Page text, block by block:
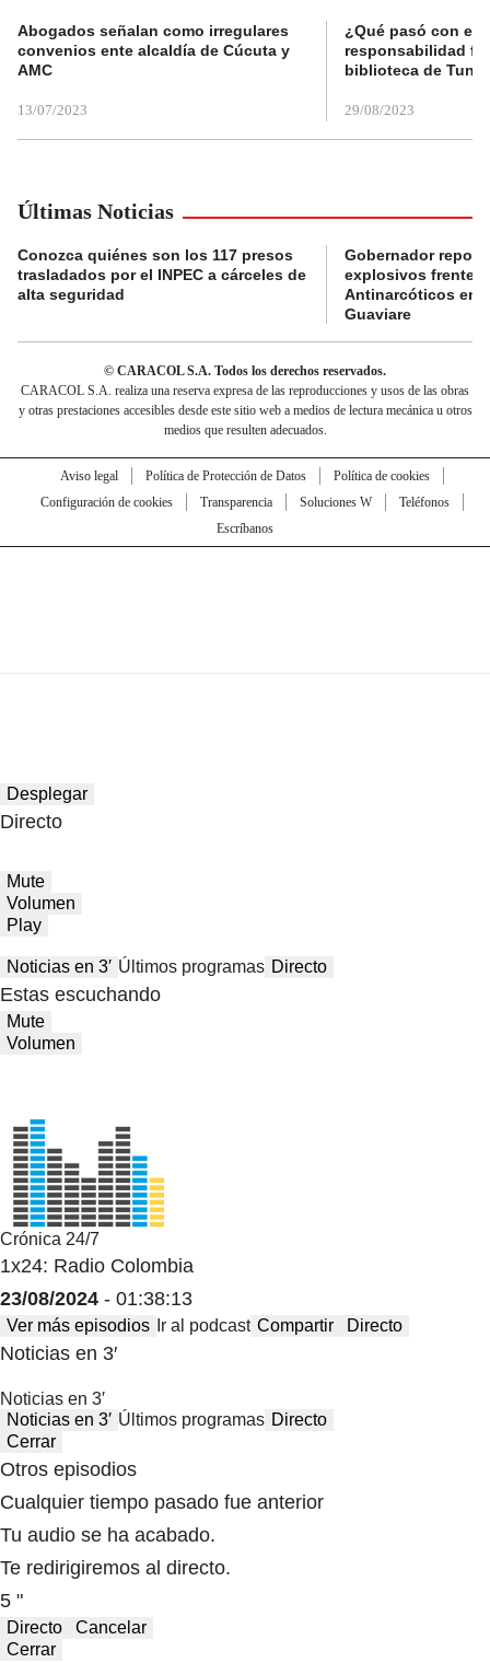
Abogados señalan como irregulares
convenios ente alcaldía de Cúcuta y
AMC
13/07/2023
¿Qué pasó con el
responsabilidad
biblioteca de
29/08/2023
Últimas Noticias
Conozca quiénes son los 117 presos
trasladados por el INPEC a cárceles de
alta seguridad
Gobernador
explosivos frente a
Antinarcóticos en
Guaviare
© CARACOL S.A. Todos los derechos reservados.
CARACOL S.A. realiza una reserva expresa de las reproducciones y usos de las obras
y otras prestaciones accesibles desde este sitio web a medios de lectura mecánica u otros
medios que resulten adecuados.
Aviso legal Política de Protección de Datos
Política de cookies
Configuración de cookies
Transparencia Soluciones W
Teléfonos
Escríbanos
Desplegar
Directo
Mute
Volumen
Play
Noticias en 3′ Últimos programas Directo
Estas escuchando
Mute
Volumen
Crónica 24/7
1x24: Radio Colombia
23/08/2024 - 01:38:13
Ver más episodios Ir al podcast Compartir Directo
Noticias en 3′
Noticias en 3′
Noticias en 3′ Últimos programas Directo
Cerrar
Otros episodios
Cualquier tiempo pasado fue anterior
Tu audio se ha acabado.
Te redirigiremos al directo.
5 "
Directo
Cancelar
Cerrar